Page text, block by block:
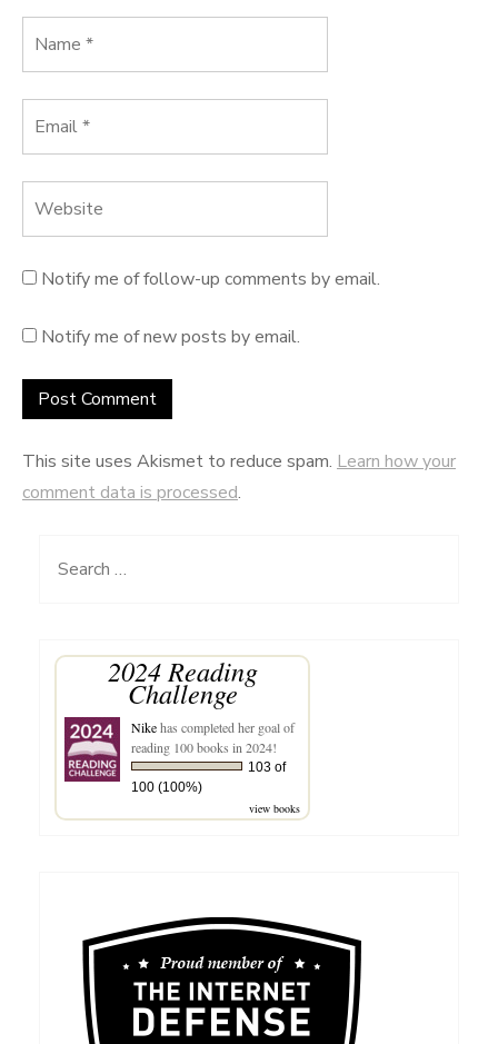
Notify me of follow-up comments by email.
Notify me of new posts by email.
This site uses Akismet to reduce spam. Learn how your
comment data is processed.
Search
2024 Reading
Challenge
Nikehas completed her goal of
reading 100 books in 2024!
103 of
100 (100%)
view books